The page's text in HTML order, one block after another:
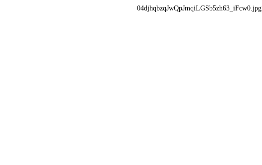
04djhqbzqJwQpJmqiLGSb5zh63_iFcw0.jpg